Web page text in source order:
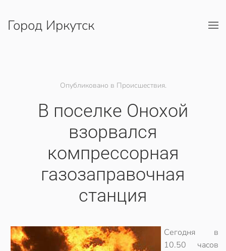
Перейти к содержимому
Город Иркутск
Опубликовано в Происшествия.
В поселке Онохой
взорвался
компрессорная
газозаправочная
станция
Сегодня в
10.50 часов